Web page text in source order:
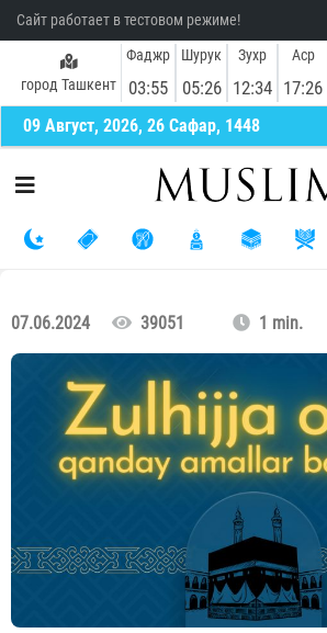
Сайт работает в тестовом режиме!
город Ташкент
Фаджр
03:55
Шурук
05:26
Зухр
12:34
Аср
17:26
09 Август, 2026, 26 Сафар, 1448
07.06.2024 39051 1 min.